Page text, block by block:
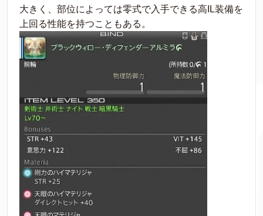
大きく、部位によっては零式で入手できる高IL装備を
上回る性能を持つこともある。